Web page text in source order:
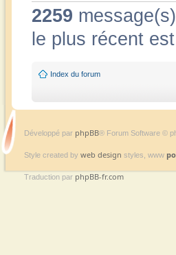
2259
le plus récent est
Index du forum
Développé par phpBB® Forum Software ©
Style created by web design styles, www
Traduction par phpBB-fr.com